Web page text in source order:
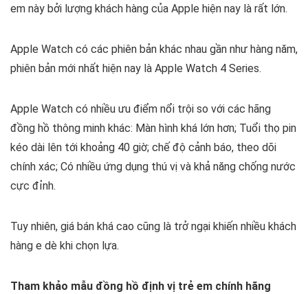
em này bởi lượng khách hàng của Apple hiện nay là rất lớn.
Apple Watch có các phiên bản khác nhau gần như hàng năm,
phiên bản mới nhất hiện nay là Apple Watch 4 Series.
Apple Watch có nhiều ưu điểm nổi trội so với các hãng
đồng hồ thông minh khác: Màn hình khá lớn hơn; Tuổi thọ pin
kéo dài lên tới khoảng 40 giờ; chế độ cảnh báo, theo dõi
chính xác; Có nhiều ứng dụng thú vị và khả năng chống nước
cực đỉnh.
Tuy nhiên, giá bán khá cao cũng là trở ngại khiến nhiều khách
hàng e dè khi chọn lựa.
Tham khảo mẫu đồng hồ định vị trẻ em chính hãng